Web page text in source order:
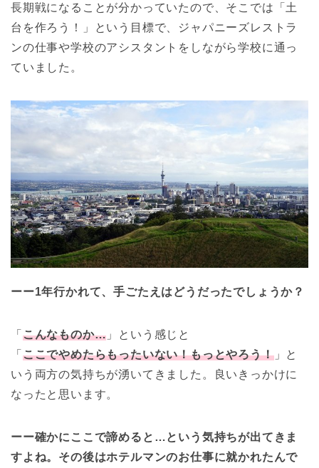
長期戦になることが分かっていたので、そこでは「土
台を作ろう！」という目標で、ジャパニーズレストラ
ンの仕事や学校のアシスタントをしながら学校に通っ
ていました。
ーー1年行かれて、手ごたえはどうだったでしょうか？
「 こんなものか… 」という感じと
「 ここでやめたらもったいない！もっとやろう！」と
いう両方の気持ちが湧いてきました。良いきっかけに
なったと思います。
ーー確かにここで諦めると…という気持ちが出てきま
すよね。その後はホテルマンのお仕事に就かれたんで